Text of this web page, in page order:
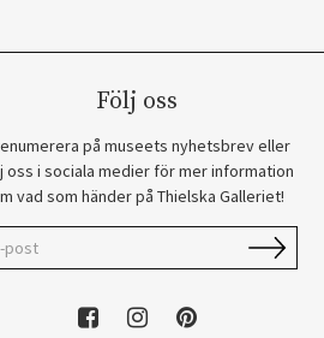
Följ oss
på museets nyhetsbrev eller
oss i sociala medier för mer information
vad som händer på Thielska Galleriet!